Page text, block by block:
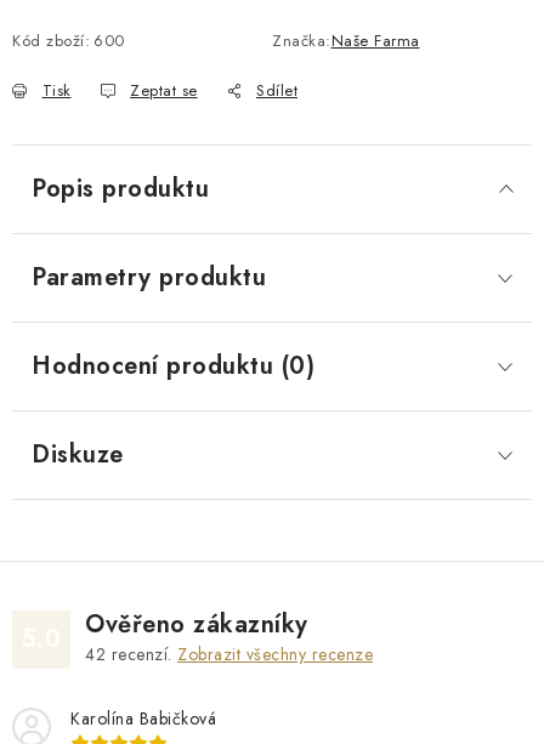
Kód zboží: 600 Značka:Naše Farma
Tisk Zeptat se Sdílet
Popis produktu
Parametry produktu
Hodnocení produktu (0)
Diskuze
Ověřeno zákazníky
42 recenzí. Zobrazit všechny recenze
Karolína Babičková